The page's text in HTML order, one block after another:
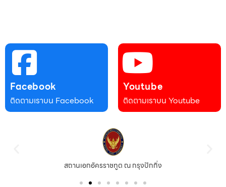
Facebook
ติดตามเราบน Facebook
Youtube
ติดตามเราบน Youtube
สถานเอกอัครราชทูต ณ กรุงปักกิ่ง